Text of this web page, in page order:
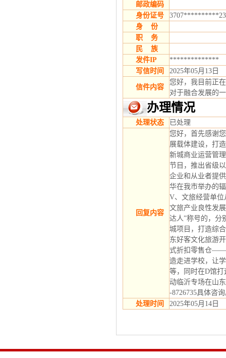
邮政编码
身份证号
身 份
职 务
民 族
发件IP
**************
写信时间
2025年05月13日
信件内容
您好，我目前正
对于融合发展的
办理情况
处理状态 已处理
回复内容
您好，首先感谢
展载体建设，打
新城商业运营管
节目，推出省级
企业和从业者提
华在我市举办的
V、文旅经营单
文旅产业良性发
达人”称号的，分
城项目，打造综
东好客文化旅游
式折扣零售仓——
造走进学校，让
等，同时在D馆打
动临沂专场在山
-8726735具体咨
处理时间
2025年05月14日